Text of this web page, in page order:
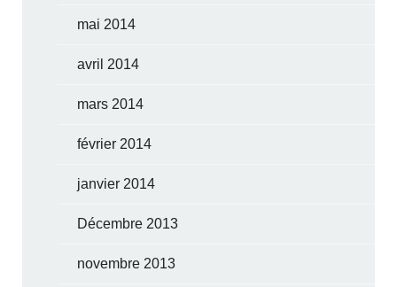
mai 2014
avril 2014
mars 2014
février 2014
janvier 2014
Décembre 2013
novembre 2013